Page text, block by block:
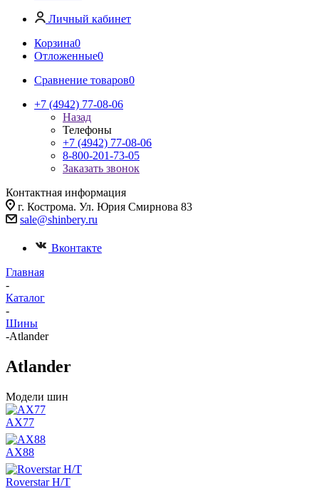
Личный кабинет
Корзина0
Отложенные0
Сравнение товаров0
+7 (4942) 77-08-06
Назад
Телефоны
+7 (4942) 77-08-06
8-800-201-73-05
Заказать звонок
Контактная информация
г. Кострома. Ул. Юрия Смирнова 83
sale@shinbery.ru
Вконтакте
Главная
-
Каталог
-
Шины
-Atlander
Atlander
Модели шин
AX77
AX88
Roverstar H/T